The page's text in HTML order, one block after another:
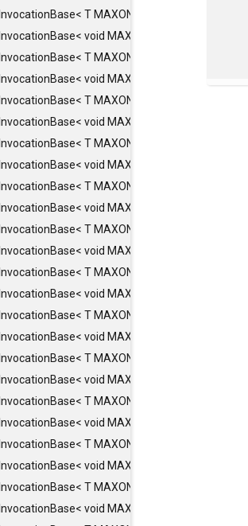
InvocationBase< T
InvocationBase< void
InvocationBase< T
InvocationBase< void
InvocationBase< T
InvocationBase< void
InvocationBase< T
InvocationBase< void
InvocationBase< T
InvocationBase< void
InvocationBase< T
InvocationBase< void
InvocationBase< T
InvocationBase< void
InvocationBase< T
InvocationBase< void
InvocationBase< T
InvocationBase< void
InvocationBase< T
InvocationBase< void
InvocationBase< T
InvocationBase< void
InvocationBase< T
InvocationBase< void